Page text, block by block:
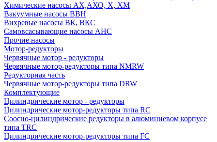
Химические насосы АХ,АХО, Х, ХМ
Вакуумные насосы ВВН
Вихревые насосы ВК, ВКС
Самовсасывающие насосы АНС
Прочие насосы
Мотор-редукторы
Червячные мотор - редукторы
Червячные мотор-редукторы типа NMRW
Редукторная часть
Червячные мотор-редукторы типа DRW
Комплектующие
Цилиндрические мотор - редукторы
Цилиндрические мотор-редукторы типа RC
Соосно-цилиндрические редукторы в алюминиевом корпусе
типа TRC
Цилиндрические мотор-редукторы типа FC